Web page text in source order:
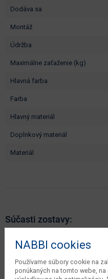
dodáva sa
montáž
údržba
maximálne zaťaženie (kg)
hlavná farba
farba
hlavný materiál
doplnkový materiál
materiál
Súčasti zostavy:
NABBI cookies
Používame súbory cookie na
ponúkaných na tomto webe,